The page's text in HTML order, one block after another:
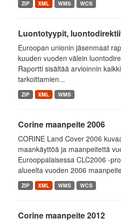
ZIP XML WMS WCS
Luontotyypit,
Euroopan unionin jäsenmaat
kuuden vuoden välein
Raportti sisältää arvioinnin
tarkoittamien...
ZIP XML WMS
Corine maanpeite 2006
CORINE Land Cover 2006
maankäyttöä ja maanpeitettä
Eurooppalaisessa CLC2006 -
alueelta vuoden 2006
ZIP XML WMS WCS
Corine maanpeite 2012